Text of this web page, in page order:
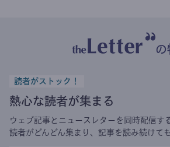
の
読者がストック！
熱心な読者が集まる
ウェブ記事とニュースレターを同時配信す
読者がどんどん集まり、記事を読み続けても